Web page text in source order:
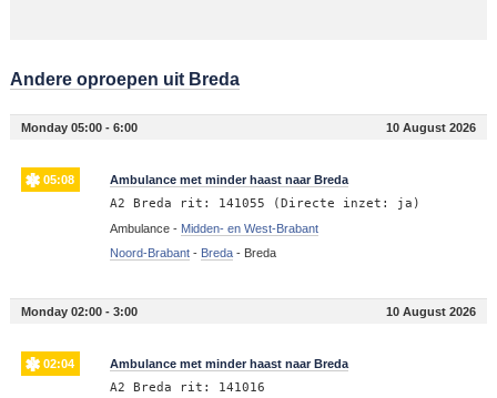
Andere oproepen uit Breda
Monday 05:00 - 6:00 10 August 2026
05:08 Ambulance met minder haast naar Breda
A2 Breda rit: 141055 (Directe inzet: ja)
Ambulance - Midden- en West-Brabant
Noord-Brabant- Breda- Breda
Monday 02:00 - 3:00 10 August 2026
02:04 Ambulance met minder haast naar Breda
A2 Breda rit: 141016